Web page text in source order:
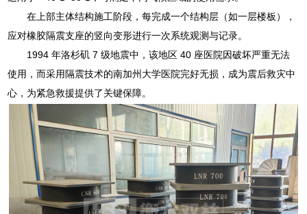
在上部主体结构施工阶段，每完成一个结构层（如一层楼板），
应对橡胶隔震支座的竖向变形进行一次系统观测与记录。
1994 年洛杉矶 7 级地震中，该地区 40 座医院因破坏严重无法
使用，而采用隔震技术的南加州大学医院完好无损，成为震后救灾中
心，为紧急救援提供了关键保障。